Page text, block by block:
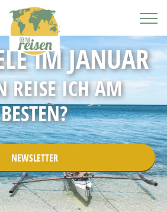
IM JANUAR
REISE ICH AM
BESTEN?
NEWSLETTER